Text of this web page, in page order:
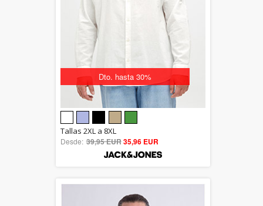
Dto. hasta 30%
5.00
out of 5
Tallas 2XL a 8XL
Desde: 39,95 EUR35,96 EUR